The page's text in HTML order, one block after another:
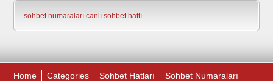
sohbet numaraları canlı sohbet hattı
Home Categories Sohbet Hatları Sohbet Numaraları